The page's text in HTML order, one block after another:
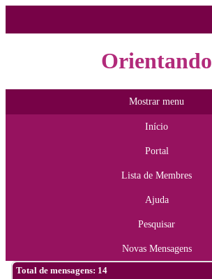
Orientando
Mostrar menu
Início
Portal
Lista de Membres
Ajuda
Pesquisar
Novas Mensagens
Total de mensagens: 14